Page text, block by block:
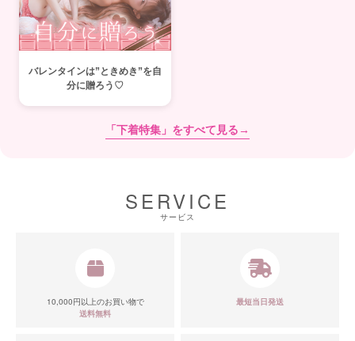
バレンタインは”ときめき”を自
分に贈ろう♡
「下着特集」をすべて見る→
SERVICE
サービス
10,000円以上のお買い物で
送料無料
最短当日発送